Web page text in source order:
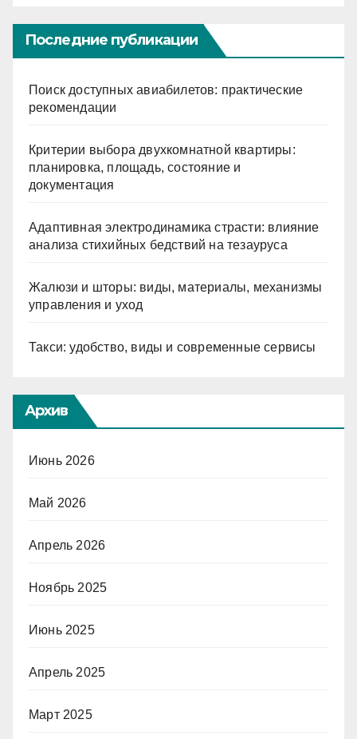
Последние публикации
Поиск доступных авиабилетов: практические
рекомендации
Критерии выбора двухкомнатной квартиры:
планировка, площадь, состояние и
документация
Адаптивная электродинамика страсти: влияние
анализа стихийных бедствий на тезауруса
Жалюзи и шторы: виды, материалы, механизмы
управления и уход
Такси: удобство, виды и современные сервисы
Архив
Июнь 2026
Май 2026
Апрель 2026
Ноябрь 2025
Июнь 2025
Апрель 2025
Март 2025